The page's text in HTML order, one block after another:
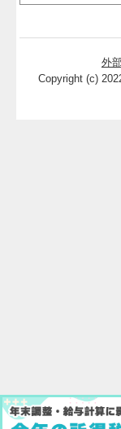
外
Copyright (c)